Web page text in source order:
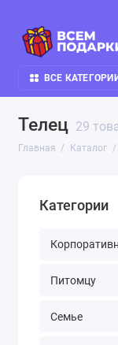
ВСЕ КАТЕГОРИИ
Телец 29
Главная Каталог
Категории
Питомцу
Семье